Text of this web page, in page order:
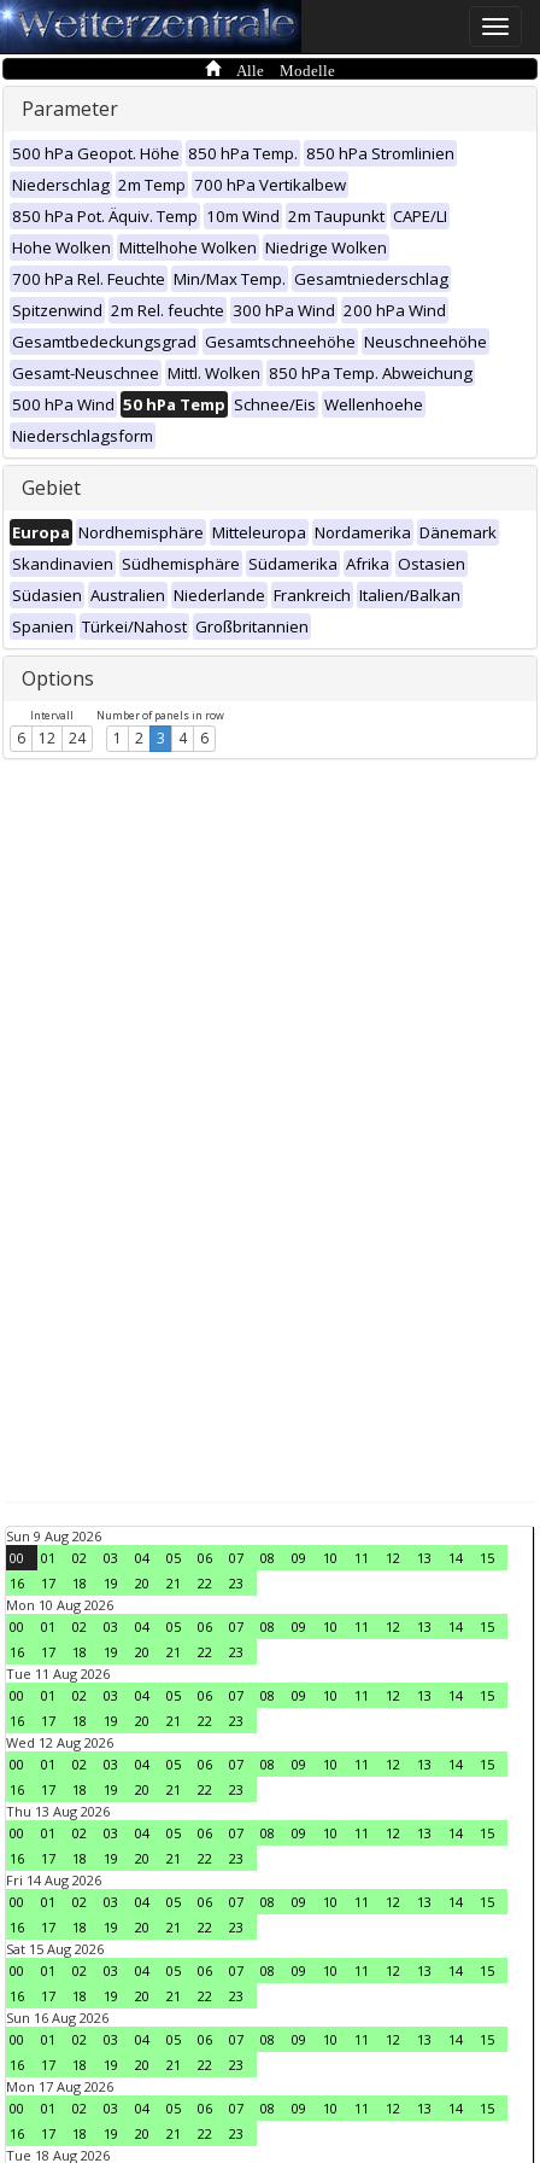
Toggle
Alle Modelle
Parameter
500 hPa Geopot. Höhe 850 hPa Temp. 850 hPa Stromlinien
Niederschlag 2m Temp 700 hPa Vertikalbew
850 hPa Pot. Äquiv. Temp 10m Wind 2m Taupunkt CAPE/LI
Hohe Wolken Mittelhohe Wolken Niedrige Wolken
700 hPa Rel. Feuchte Min/Max Temp. Gesamtniederschlag
Spitzenwind 2m Rel. feuchte 300 hPa Wind 200 hPa Wind
Gesamtbedeckungsgrad Gesamtschneehöhe Neuschneehöhe
Gesamt-Neuschnee Mittl. Wolken 850 hPa Temp. Abweichung
500 hPa Wind 50 hPa Temp Schnee/Eis Wellenhoehe
Niederschlagsform
Gebiet
Europa Nordhemisphäre Mitteleuropa Nordamerika Dänemark
Skandinavien Südhemisphäre Südamerika Afrika Ostasien
Südasien Australien Niederlande Frankreich Italien/Balkan
Spanien Türkei/Nahost Großbritannien
Options
Intervall
6 12 24
Number of panels in row
1 2 3 4 6
Sun 9 Aug 2026
00
01 02 03 04 05 06 07 08 09 10 11 12 13 14
15
16
17 18 19 20 21 22
23
Mon 10 Aug 2026
00
01 02 03 04 05 06 07 08 09 10 11 12 13 14
15
16
17 18 19 20 21 22
23
Tue 11 Aug 2026
00
01 02 03 04 05 06 07 08 09 10 11 12 13 14
15
16
17 18 19 20 21 22
23
Wed 12 Aug 2026
00
01 02 03 04 05 06 07 08 09 10 11 12 13 14
15
16
17 18 19 20 21 22
23
Thu 13 Aug 2026
00
01 02 03 04 05 06 07 08 09 10 11 12 13 14
15
16
17 18 19 20 21 22
23
Fri 14 Aug 2026
00
01 02 03 04 05 06 07 08 09 10 11 12 13 14
15
16
17 18 19 20 21 22
23
Sat 15 Aug 2026
00
01 02 03 04 05 06 07 08 09 10 11 12 13 14
15
16
17 18 19 20 21 22
23
Sun 16 Aug 2026
00
01 02 03 04 05 06 07 08 09 10 11 12 13 14
15
16
17 18 19 20 21 22
23
Mon 17 Aug 2026
00
01 02 03 04 05 06 07 08 09 10 11 12 13 14
15
16
17 18 19 20 21 22
23
Tue 18 Aug 2026